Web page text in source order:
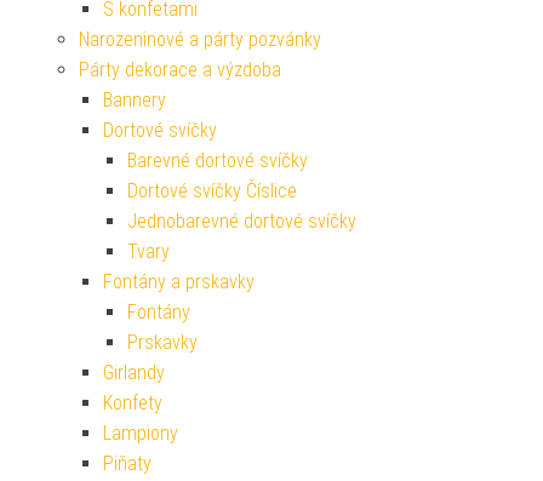
S konfetami
Narozeninové a párty pozvánky
Párty dekorace a výzdoba
Bannery
Dortové svíčky
Barevné dortové svíčky
Dortové svíčky Číslice
Jednobarevné dortové svíčky
Tvary
Fontány a prskavky
Fontány
Prskavky
Girlandy
Konfety
Lampiony
Piňaty